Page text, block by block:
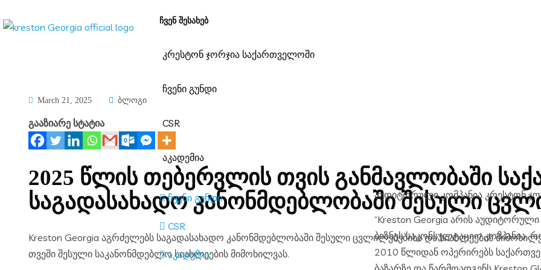
ᲩᲕᲔᲜ ᲨᲔᲡᲐᲮᲔᲑ
კრესტონ ჯორჯია საქართველოში
ჩვენი გუნდი
CSR
აკადემია
ჩვენი გუნდი
CSR
აკადემია
აუდიტორული კომპანია კრესტონ
“Kreston Georgia არის აუდიტორული და
ბიზნეს საკონსულტაციო კომპანია,
2010 წლიდან ოპერირებს
March 21, 2025 ბლოგი
გააზიარე სტატია
2025 წლის თებერვლის თვის განმავლობაში
საგადასახადო კანონმდებლობაში შესული
Kreston Georgia აგრძელებს საგადასახადო კანონმდებლობაში შესული ცვლილებებისა და სიახლეების მიმოხილვას. ამჯერად გთავაზობთ 2025 წლის თებერვლის
თვეში შესული საკანონმდებლო სიახლეების მიმოხილვას.